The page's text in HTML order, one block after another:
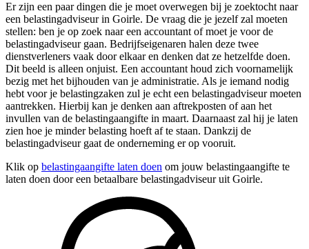
Er zijn een paar dingen die je moet overwegen bij je zoektocht naar
een belastingadviseur in Goirle. De vraag die je jezelf zal moeten
stellen: ben je op zoek naar een accountant of moet je voor de
belastingadviseur gaan. Bedrijfseigenaren halen deze twee
dienstverleners vaak door elkaar en denken dat ze hetzelfde doen.
Dit beeld is alleen onjuist. Een accountant houd zich voornamelijk
bezig met het bijhouden van je administratie. Als je iemand nodig
hebt voor je belastingzaken zul je echt een belastingadviseur moeten
aantrekken. Hierbij kan je denken aan aftrekposten of aan het
invullen van de belastingaangifte in maart. Daarnaast zal hij je laten
zien hoe je minder belasting hoeft af te staan. Dankzij de
belastingadviseur gaat de onderneming er op vooruit.
Klik op belastingaangifte laten doen om jouw belastingaangifte te
laten doen door een betaalbare belastingadviseur uit Goirle.